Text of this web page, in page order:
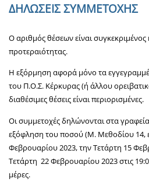
ΔΗΛΩΣΕΙΣ ΣΥΜΜΕΤΟΧΗΣ
Ο αριθμός θέσεων είναι συγκεκριμένος
προτεραιότητας.
Η εξόρμηση αφορά μόνο τα
του Π.Ο.Σ. Κέρκυρας (ή άλλου
διαθέσιμες θέσεις είναι περιορισμένες.
Οι συμμετοχές δηλώνονται στα
εξόφληση του ποσού (Μ. Μεθοδίου 14,
Φεβρουαρίου 2023, την Τετάρτη 15
Τετάρτη 22 Φεβρουαρίου 2023 στις
μέρες.